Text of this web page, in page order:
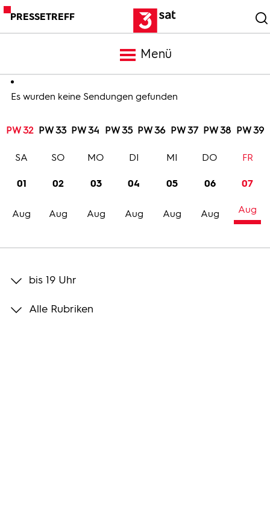
PRESSETREFF
Menü
Meldungen
Programm
Trailer
Bilder
Es wurden keine Sendungen gefunden
PW 32 PW 33 PW 34 PW 35 PW 36 PW 37 PW 38 PW 39
01
Aug
SA
02
Aug
SO
03
Aug
MO
04
Aug
DI
05
Aug
MI
06
Aug
DO
07
Aug
FR
bis 19 Uhr
Alle Rubriken